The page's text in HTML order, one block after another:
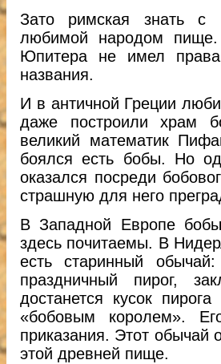
Зато римская знать с
любимой народом пище.
Юпитера не имел
названия.
И в античной Греции
даже построили храм
великий математик
боялся есть бобы. Но
оказался посреди
страшную для него
В Западной Европе
здесь почитаемы. В
есть старинный
праздничный пирог,
достанется кусок
«бобовым королем».
приказания. Этот обычай
этой древней пище.